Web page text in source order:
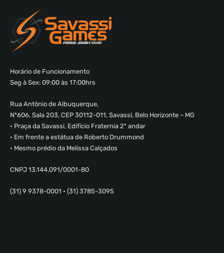
Horário de Funcionamento
Seg à Sex: 09:00 às 17:00hrs
Rua Antônio de Albuquerque,
Nº606, Sala 203, CEP 30112-011, Savassi, Belo Horizonte – MG
• Praça da Savassi, Edifício Fraternia 2º andar
• Em frente a estátua de Roberto Drummond
• Mesmo prédio da Melissa Calçados
CNPJ 13.144.091/0001-80
(31) 9 9378-0001 • (31) 3785-3095